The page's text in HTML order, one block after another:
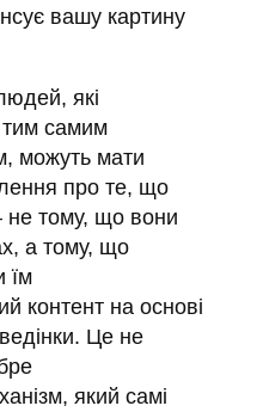
вашу картину
які
тим самим
можуть мати
про те, що
не тому, що вони
а тому, що
їм
контент на основі
Це не
який самі